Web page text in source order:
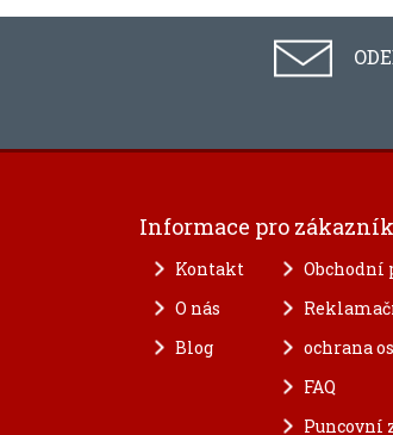
Informace pro
Kontakt
O nás
Blog
ochrana
FAQ
Puncovní